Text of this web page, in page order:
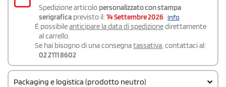
Spedizione articolo personalizzato con stampa
serigrafica previsto il: 14 Settembre 2026 info
É possibileanticipare la data di spedizionedirettamente
al carrello.
Se hai bisogno di una consegnatassativa, contattaci al:
02 2111 8602
Packaging e logistica (prodotto neutro)